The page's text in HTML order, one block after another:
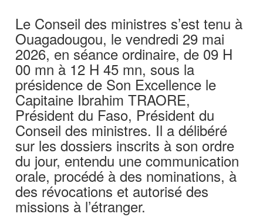
Le Conseil des ministres s’est tenu à
Ouagadougou, le vendredi 29 mai
2026, en séance ordinaire, de 09 H
00 mn à 12 H 45 mn, sous la
présidence de Son Excellence le
Capitaine Ibrahim TRAORE,
Président du Faso, Président du
Conseil des ministres. Il a délibéré
sur les dossiers inscrits à son ordre
du jour, entendu une communication
orale, procédé à des nominations, à
des révocations et autorisé des
missions à l’étranger.